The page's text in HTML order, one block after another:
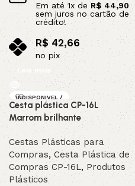
Em até 1x deR$ 44,90
sem juros no cartão de
crédito!
R$42,66
no pix
Leia mais
INDISPONIVEL /
SOB ENCOMEND
Cesta plástica CP-16L
Marrom brilhante
Cestas Plásticas para
Compras, Cesta Plástica de
Compras CP-16L, Produtos
Plásticos